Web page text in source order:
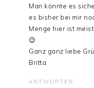
Man könnte es
es bisher bei mir
Menge hier ist
😉
Ganz ganz liebe
Britta
ANTWORTEN